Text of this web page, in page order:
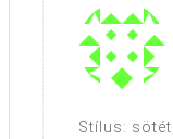
Stílus: